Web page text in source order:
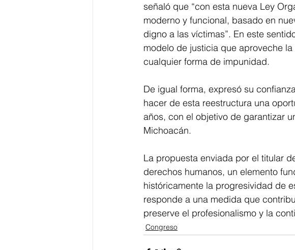
señaló que “con esta nueva Ley
moderno y funcional, basado en
digno a las víctimas”. En este
modelo de justicia que aproveche
cualquier forma de impunidad.
De igual forma, expresó su
hacer de esta reestructura una
años, con el objetivo de garantizar
Michoacán.
La propuesta enviada por el titular
derechos humanos, un elemento
históricamente la progresividad de
responde a una medida que
preserve el profesionalismo y la
Congreso